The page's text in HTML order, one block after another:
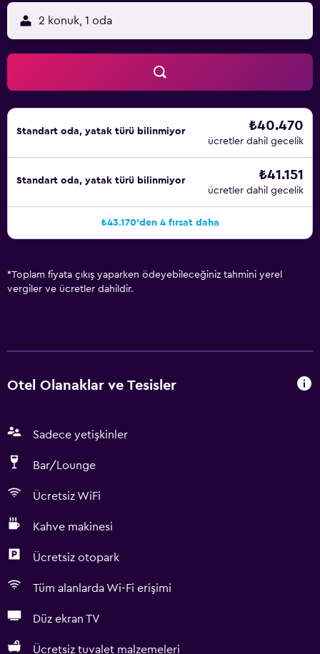
2 konuk, 1 oda
Standart oda, yatak türü bilinmiyor ₺40.470
ücretler dahil gecelik
Standart oda, yatak türü bilinmiyor ₺41.151
ücretler dahil gecelik
₺43.170'den 4 fırsat daha
*Toplam fiyata çıkış yaparken ödeyebileceğiniz tahmini yerel
vergiler ve ücretler dahildir.
Otel Olanaklar ve Tesisler
Sadece yetişkinler
Bar/Lounge
Ücretsiz WiFi
Kahve makinesi
Ücretsiz otopark
Tüm alanlarda Wi-Fi erişimi
Düz ekran TV
Ücretsiz tuvalet malzemeleri